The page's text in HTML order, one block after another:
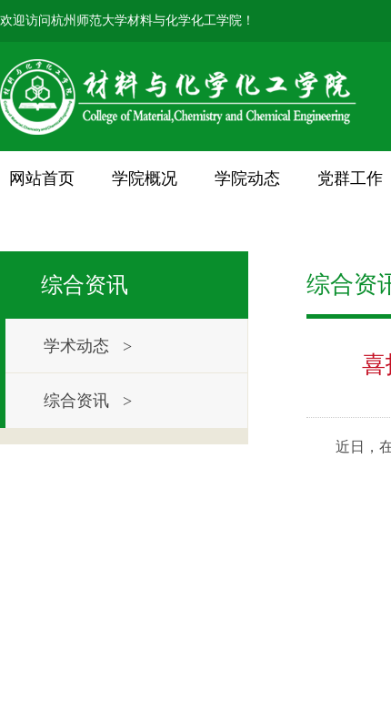
欢迎访问杭州师范大学材料与化学化工学院！
网站首页 学院概况 学院动态 党群工作
综合资讯
学术动态 >
综合资讯 >
综合资
喜
近日，